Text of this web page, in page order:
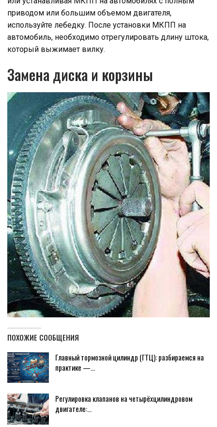
приводом или большим объемом двигателя,
используйте лебедку. После установки МКПП на
автомобиль, необходимо отрегулировать длину штока,
который выжимает вилку.
Замена диска и корзины
ПОХОЖИЕ СООБЩЕНИЯ
Главный тормозной цилиндр (ГТЦ): разбираемся на
практике —…
Регулировка клапанов на четырёхцилиндровом
двигателе:…